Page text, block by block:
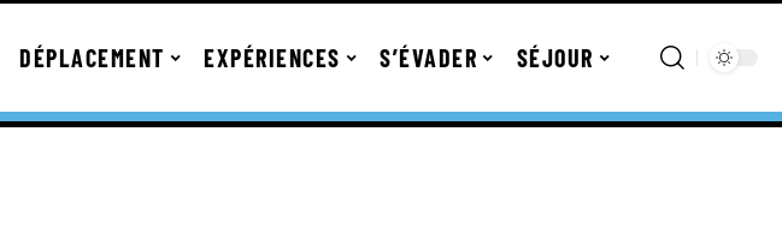
DÉPLACEMENT EXPÉRIENCES S’ÉVADER SÉJOUR